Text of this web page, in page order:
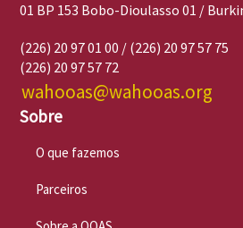
01 BP 153 Bobo-Dioulasso 01 /
(226) 20 97 01 00 / (226) 20 97 57 75
(226) 20 97 57 72
wahooas@wahooas.org
Sobre
O que fazemos
Parceiros